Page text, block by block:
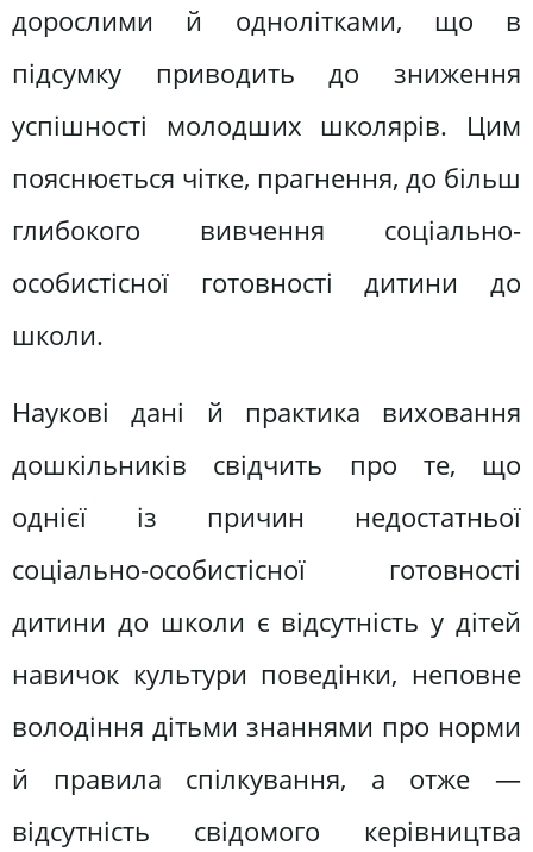
дорослими й однолітками, що в
підсумку приводить до зниження
успішності молодших школярів. Цим
пояснюється чітке, прагнення, до більш
глибокого вивчення соціально-
особистісної готовності дитини до
школи.
Наукові дані й практика виховання
дошкільників свідчить про те, що
однієї із причин недостатньої
соціально-особистісної готовності
дитини до школи є відсутність у дітей
навичок культури поведінки, неповне
володіння дітьми знаннями про норми
й правила спілкування, а отже —
відсутність свідомого керівництва